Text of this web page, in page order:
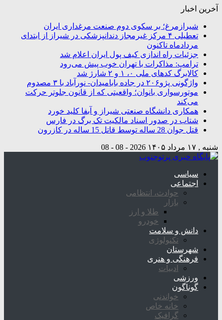
آخرین اخبار
شیرازمرغ؛ بر سکوی دوم صنعت مرغداری ایران
تعطیلی ۴ مرکز غیرمجاز دندانپزشکی در شیراز از ابتدای
مردادماه تاکنون
جزئیات راه اندازی کیف پول ایران اعلام شد
ترامپ: مذاکرات با تهران خوب پیش می‌رود
کالابرگ کدهای ملی ۰، ۱ و ۲ شارژ شد
واژگونی پژو۲۰۶ در جاده بابامیدان- نورآباد با ۳ مصدوم
موتورسواری بانوان؛ واقعیتی که از قانون جلوتر حرکت
می‌کند
همکاری دانشگاه صنعتی شیراز و آبفا کلید خورد
شتاب در صدور اسناد مالکیت تک برگ در فارس
قتل جوان 28 ساله توسط قاتل 15 ساله در کازرون
شنبه , ۱۷ مرداد ۱۴۰۵ 2026 - 08 - 08
سیاسی
اجتماعی
حوادث، انتظامی
بازار
طلا و ارز
خودرو
دانش و سلامت
تکنولوژی
شهرستان
فرهنگی و هنری
ادبیات
ورزشی
گوناگون
خواندنی
خانه خاص
گرافیک